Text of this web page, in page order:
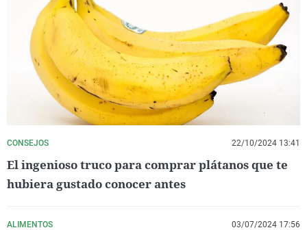
CONSEJOS 22/10/2024 13:41
El ingenioso truco para comprar plátanos que te
hubiera gustado conocer antes
ALIMENTOS 03/07/2024 17:56